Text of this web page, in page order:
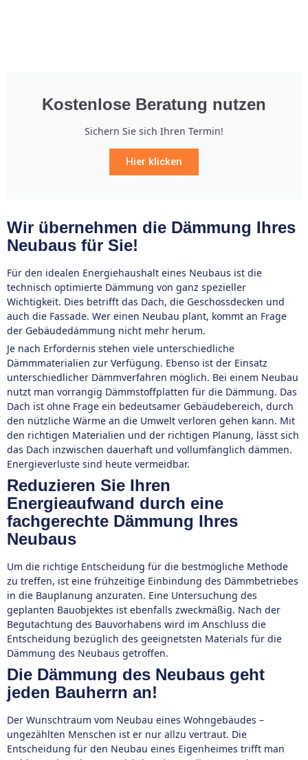
Kostenlose Beratung nutzen
Sichern Sie sich Ihren Termin!
Hier klicken
Wir übernehmen die Dämmung Ihres
Neubaus für Sie!
Für den idealen Energiehaushalt eines Neubaus ist die
technisch optimierte Dämmung von ganz spezieller
Wichtigkeit. Dies betrifft das Dach, die Geschossdecken und
auch die Fassade. Wer einen Neubau plant, kommt an Frage
der Gebäudedämmung nicht mehr herum.
Je nach Erfordernis stehen viele unterschiedliche
Dämmmaterialien zur Verfügung. Ebenso ist der Einsatz
unterschiedlicher Dämmverfahren möglich. Bei einem Neubau
nutzt man vorrangig Dämmstoffplatten für die Dämmung. Das
Dach ist ohne Frage ein bedeutsamer Gebäudebereich, durch
den nützliche Wärme an die Umwelt verloren gehen kann. Mit
den richtigen Materialien und der richtigen Planung, lässt sich
das Dach inzwischen dauerhaft und vollumfänglich dämmen.
Energieverluste sind heute vermeidbar.
Reduzieren Sie Ihren
Energieaufwand durch eine
fachgerechte Dämmung Ihres
Neubaus
Um die richtige Entscheidung für die bestmögliche Methode
zu treffen, ist eine frühzeitige Einbindung des Dämmbetriebes
in die Bauplanung anzuraten. Eine Untersuchung des
geplanten Bauobjektes ist ebenfalls zweckmäßig. Nach der
Begutachtung des Bauvorhabens wird im Anschluss die
Entscheidung bezüglich des geeignetsten Materials für die
Dämmung des Neubaus getroffen.
Die Dämmung des Neubaus geht
jeden Bauherrn an!
Der Wunschtraum vom Neubau eines Wohngebäudes –
ungezählten Menschen ist er nur allzu vertraut. Die
Entscheidung für den Neubau eines Eigenheimes trifft man